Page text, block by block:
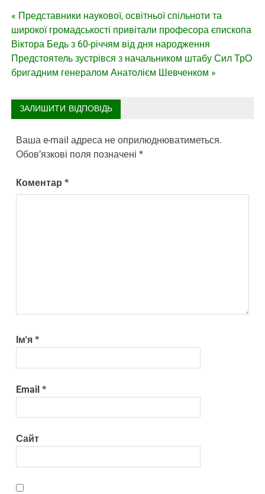
Навігація
записів
« Представники наукової, освітньої спільноти та
широкої громадськості привітали професора єпископа
Віктора Бедь з 60-річчям від дня народження
Предстоятель зустрівся з начальником штабу Сил ТрО
бригадним генералом Анатолієм Шевченком »
ЗАЛИШИТИ ВІДПОВІДЬ
Ваша e-mail адреса не оприлюднюватиметься.
Обов’язкові поля позначені*
Коментар*
Ім'я*
Email*
Сайт